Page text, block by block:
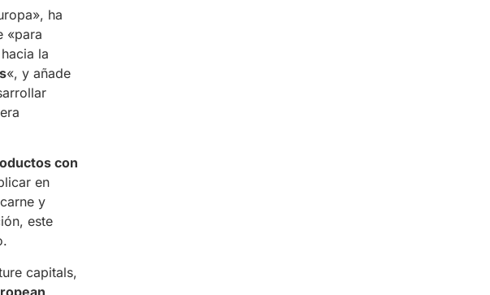
ha
«para
la
«, y añade
con
en
y
este
capitals,